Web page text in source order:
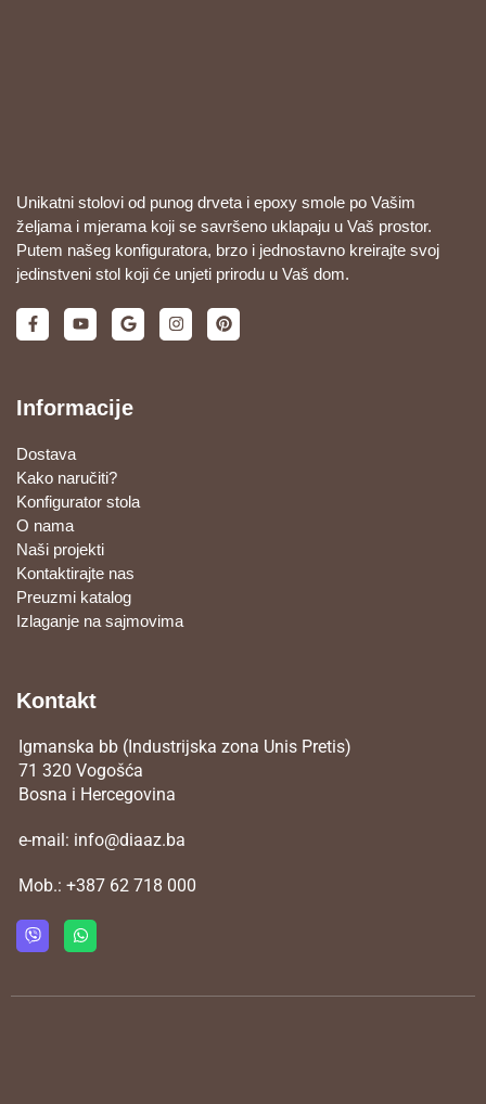
Unikatni stolovi od punog drveta i epoxy smole po Vašim
željama i mjerama koji se savršeno uklapaju u Vaš prostor.
Putem našeg konfiguratora, brzo i jednostavno kreirajte svoj
jedinstveni stol koji će unjeti prirodu u Vaš dom.
Informacije
Dostava
Kako naručiti?
Konfigurator stola
O nama
Naši projekti
Kontaktirajte nas
Preuzmi katalog
Izlaganje na sajmovima
Kontakt
Igmanska bb (Industrijska zona Unis Pretis)
71 320 Vogošća
Bosna i Hercegovina
e-mail: info@diaaz.ba
Mob.: +387 62 718 000